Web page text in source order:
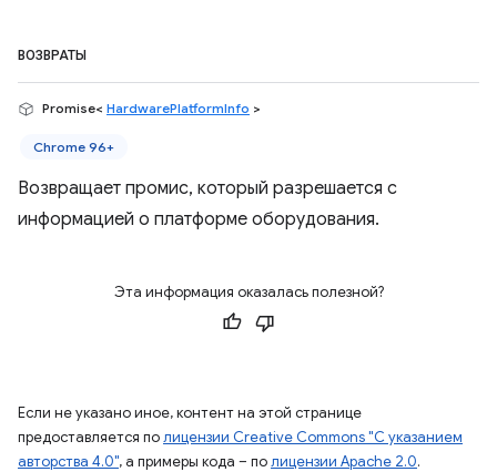
ВОЗВРАТЫ
Promise< HardwarePlatformInfo >
Chrome 96+
Возвращает промис, который разрешается с
информацией о платформе оборудования.
Эта информация оказалась полезной?
Если не указано иное, контент на этой странице
предоставляется полицензии Creative Commons "С указанием
авторства 4.0", а примеры кода – полицензии Apache 2.0.